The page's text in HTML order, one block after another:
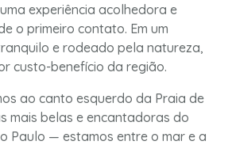
experiência acolhedora e
o primeiro contato. Em um
e rodeado pela natureza,
custo-benefício da região.
ao canto esquerdo da Praia de
mais belas e encantadoras do
Paulo — estamos entre o mar e a